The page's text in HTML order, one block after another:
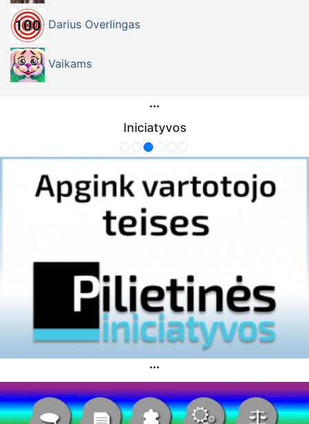
Darius Overlingas
Vaikams
Iniciatyvos